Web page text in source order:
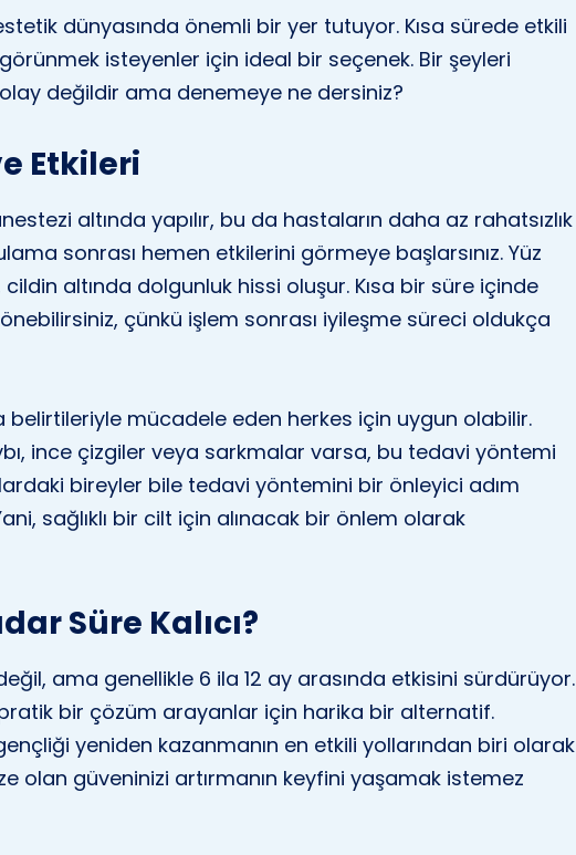
dünyasında önemli bir yer tutuyor. Kısa sürede etkili
isteyenler için ideal bir seçenek. Bir şeyleri
değildir ama denemeye ne dersiniz?
Etkileri
altında yapılır, bu da hastaların daha az rahatsızlık
sonrası hemen etkilerini görmeye başlarsınız. Yüz
cildin altında dolgunluk hissi oluşur. Kısa bir süre içinde
çünkü işlem sonrası iyileşme süreci oldukça
belirtileriyle mücadele eden herkes için uygun olabilir.
ince çizgiler veya sarkmalar varsa, bu tedavi yöntemi
bireyler bile tedavi yöntemini bir önleyici adım
sağlıklı bir cilt için alınacak bir önlem olarak
Süre Kalıcı?
ama genellikle 6 ila 12 ay arasında etkisini sürdürüyor.
pratik bir çözüm arayanlar için harika bir alternatif.
yeniden kazanmanın en etkili yollarından biri olarak
olan güveninizi artırmanın keyfini yaşamak istemez